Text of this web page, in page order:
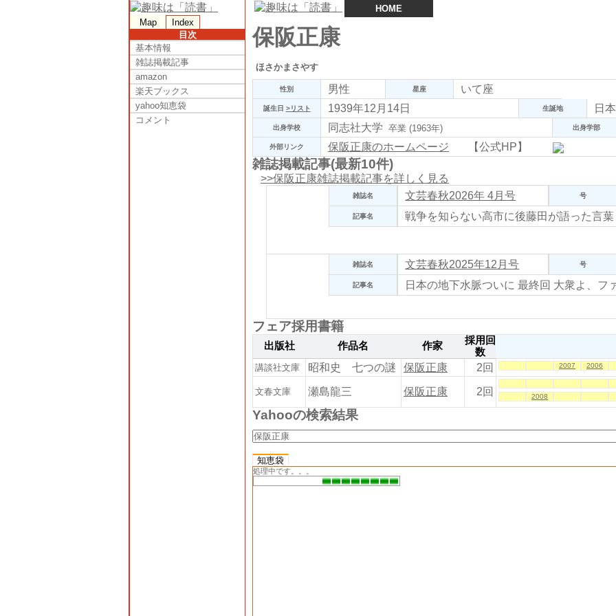
Map
Index
目次
基本情報
雑誌掲載記事
amazon
楽天ブックス
yahoo知恵袋
コメント
HOME
保阪正康
ほさかまさやす
性別 男性 星座 いて座
誕生日 >リスト 1939年12月14日 生誕地 日
出身学校 同志社大学 卒業 (1963年) 出身学部
外部リンク 保阪正康のホームページ 【公式HP】
雑誌掲載記事(最新10件)
>>保阪正康雑誌掲載記事を詳しく見る
雑誌名 文芸春秋2026年 4月号 号
記事名 戦争を知らない高市に後藤田が語った言葉
雑誌名 文芸春秋2025年12月号 号
記事名 日本の地下水脈ついに 最終回 大衆よ、フ
雑誌名 文芸春秋2025年11月号 号
日本の地下水脈 第59回
文芸春秋2025年10月号 号
記事名
ちくま 2025年 9月号
フェア採用書籍
出版社 作品名 作家
採用回
数
講談社文庫 昭和史 七つの謎 保阪正康 2回 2007 2006
文春文庫 瀬島龍三 保阪正康 2回
2008
Yahooの検索結果
知恵袋
処理中です。。。